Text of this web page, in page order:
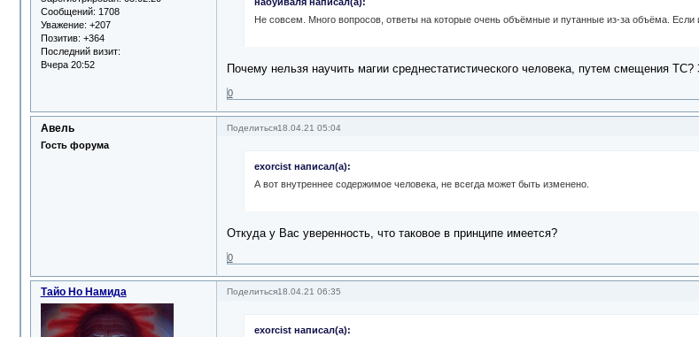
Сообщений: 1708
Уважение: +207
Позитив: +364
Последний визит:
Вчера 20:52
Не совсем. Много вопросов, ответы на которые очень объёмные и путанные из-за объёма. Если
Почему нельзя научить магии среднестатистического человека, путем смещения
0
Поделиться18.04.21 05:04
Авель
Гость форума
exorcist написал(а):
А вот внутреннее содержимое человека, не всегда может быть изменено.
Откуда у Вас уверенность, что таковое в принципе имеется?
0
Поделиться18.04.21 06:35
Тайо Но Намида
exorcist написал(а):